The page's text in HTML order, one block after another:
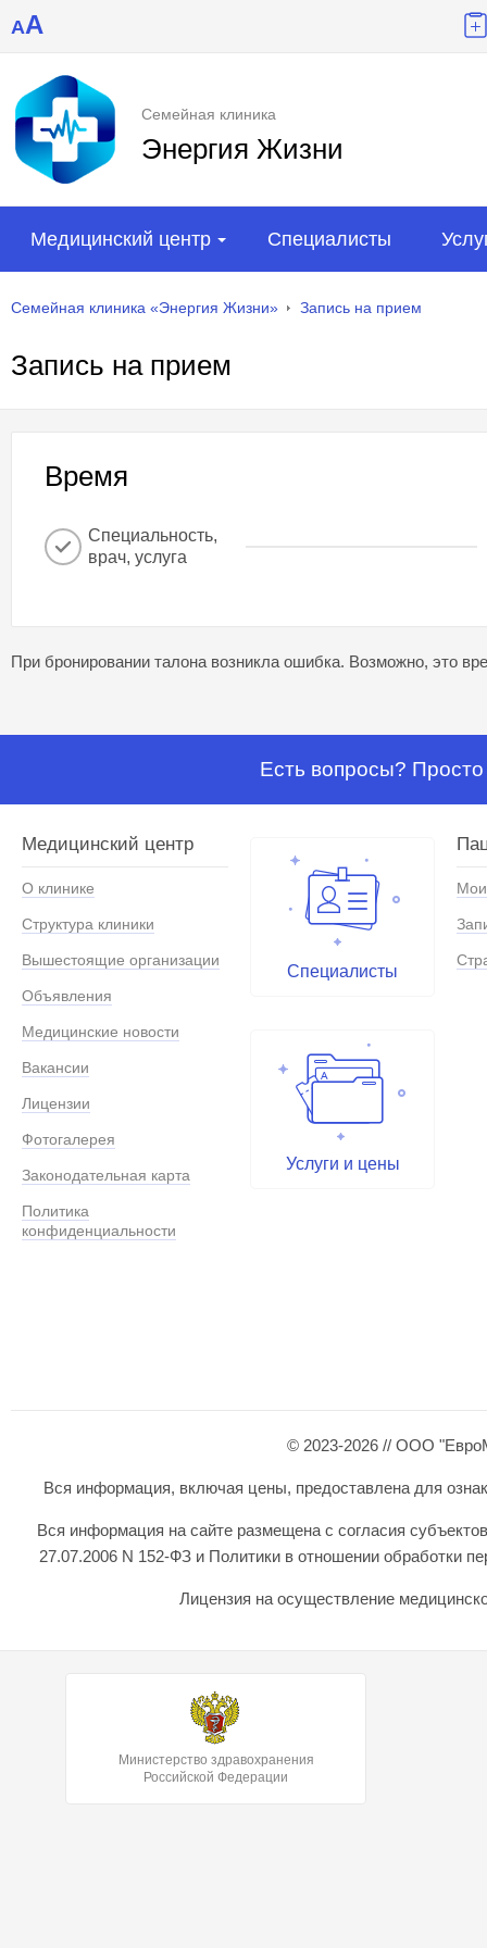
AA
Семейная клиника
Энергия Жизни
Медицинский центр Специалисты
Семейная клиника «Энергия Жизни» Запись на прием
Запись на прием
Время
Специальность,
врач, услуга
При бронировании талона возникла ошибка. Возможно, это
Есть вопросы?
Медицинский центр
О клинике
Структура клиники
Вышестоящие организации
Объявления
Медицинские новости
Вакансии
Лицензии
Фотогалерея
Законодательная карта
Политика
конфиденциальности
Специалисты
Услуги и цены
© 2023-2026 // ООО
Вся информация, включая цены, предоставлена для
Вся информация на сайте размещена с согласия
27.07.2006 N 152-ФЗ и Политики в отношении обработки
Лицензия на осуществление
Министерство здравохранения
Российской Федерации